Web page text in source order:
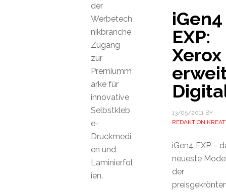
iGen4
EXP:
Xerox
13/05/2011BY
REDAKTION
iGen4 EXP –
neueste
der
der
Werbetech
nikbranche
Zugang
zur
Premiumm
arke für
innovative
Selbstkleb
e-
Druckmedi
en und
Laminierfol
ien.